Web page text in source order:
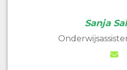
Sanja